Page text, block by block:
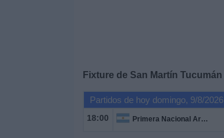
Fixture de San Martín Tucumán
Partidos de hoy domingo, 9/8/2026
18:00 Primera Nacional Argentina